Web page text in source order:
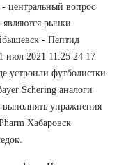
центральный вопрос
рынки.
- Пептид
июл 2021 11:25 24 17
футболистки.
Schering аналоги
упражнения
Хабаровск